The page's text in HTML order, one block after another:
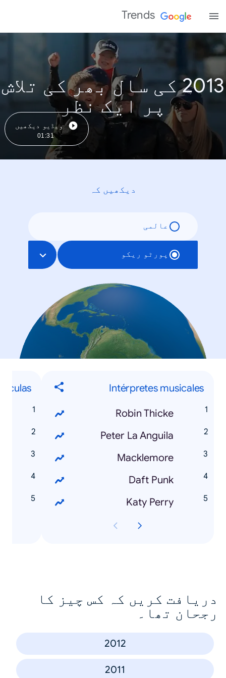
Trends
2013 کی سال بھر کی تلاش
پر ایک نظر
ویڈیو دیکھیں
01:31
دیکھیں کہ
عالمی
پورٹو ریکو
Intérpretes musicales
Robin Thicke
Peter La Anguila
Macklemore
Daft Punk
Katy Perry
دریافت کریں کہ کس چیز کا
رجحان تھا۔
2012
2011